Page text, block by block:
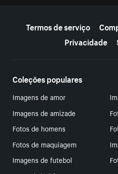
Termos de serviço
Privacidade
Coleções populares
Imagens de amor
Imagens de amizade
Fotos de homens
Fotos de maquiagem
Imagens de futebol